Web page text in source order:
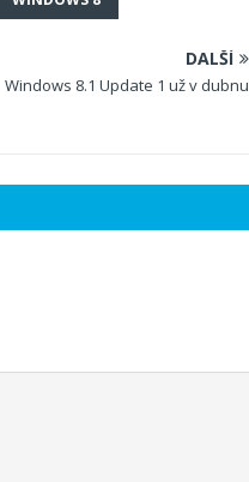
DALŠÍ
Windows 8.1 Update 1 už v dubnu